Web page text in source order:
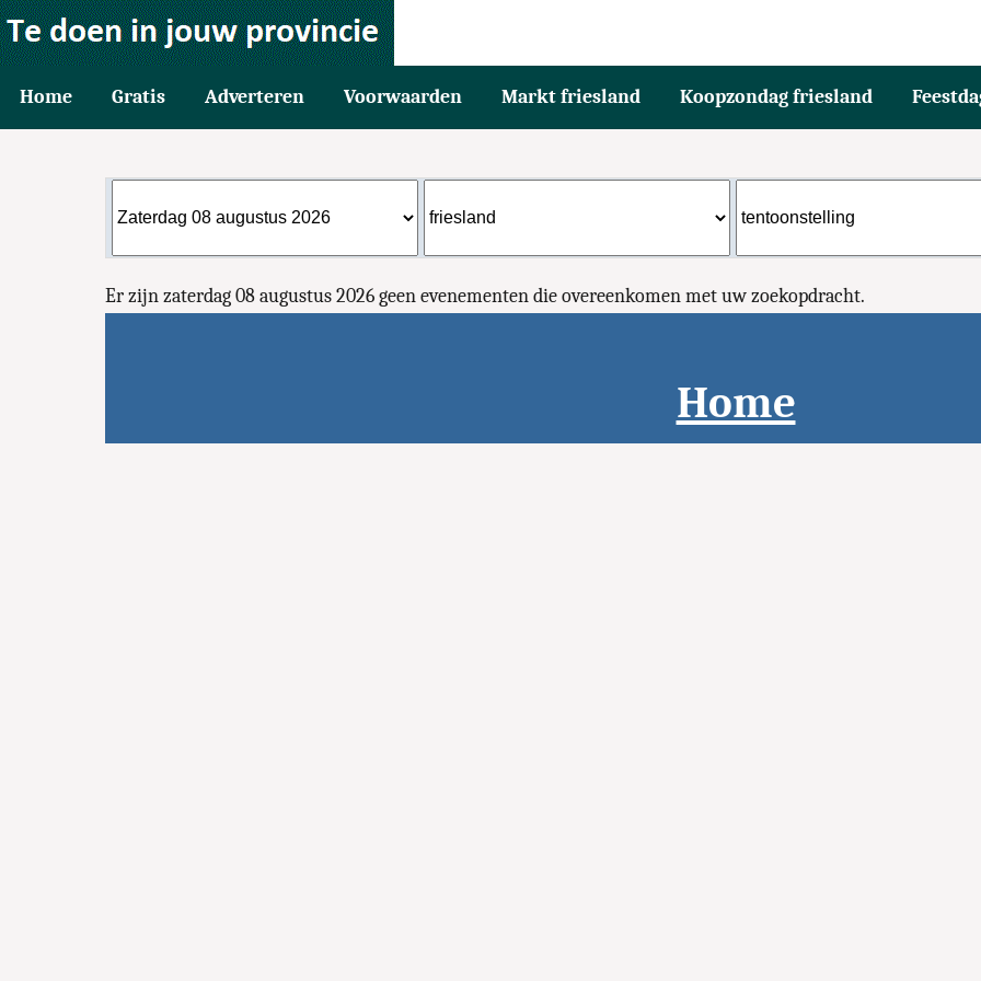
Home Gratis Adverteren Voorwaarden Markt friesland Koopzondag friesland
Er zijn zaterdag 08 augustus 2026 geen evenementen die overeenkomen met uw zoekopdracht.
Home